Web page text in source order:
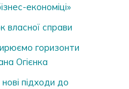
економіці»
власної справи
горизонти
Огієнка
підходи до